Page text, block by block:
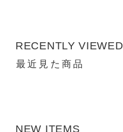
RECENTLY VIEWED
最近見た商品
NEW ITEMS